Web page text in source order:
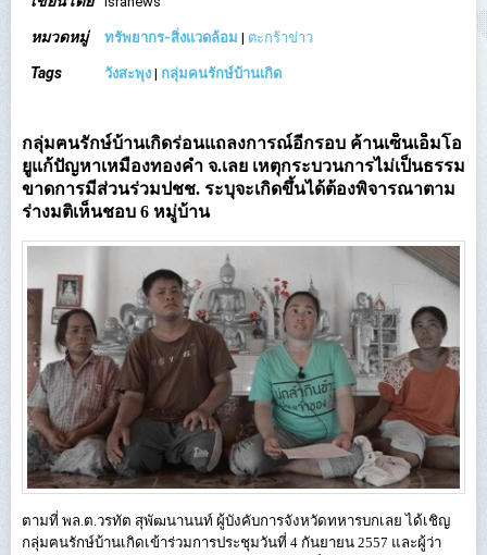
หมวดหมู่ ทรัพยากร-สิ่งแวดล้อม | ตะกร้าข่าว
Tags วังสะพุง | กลุ่มคนรักษ์บ้านเกิด
กลุ่มฅนรักษ์บ้านเกิดร่อนแถลงการณ์อีกรอบ ค้านเซ็นเอ็มโอ
ยูแก้ปัญหาเหมืองทองคำ จ.เลย เหตุกระบวนการไม่เป็นธรรม
ขาดการมีส่วนร่วมปชช. ระบุจะเกิดขึ้นได้ต้องพิจารณาตาม
ร่างมติเห็นชอบ 6 หมู่บ้าน
ตามที่ พล.ต.วรทัต สุพัฒนานนท์ ผู้บังคับการจังหวัดทหารบกเลย ได้เชิญ
กลุ่มฅนรักษ์บ้านเกิดเข้าร่วมการประชุมวันที่ 4 กันยายน 2557 และผู้ว่า